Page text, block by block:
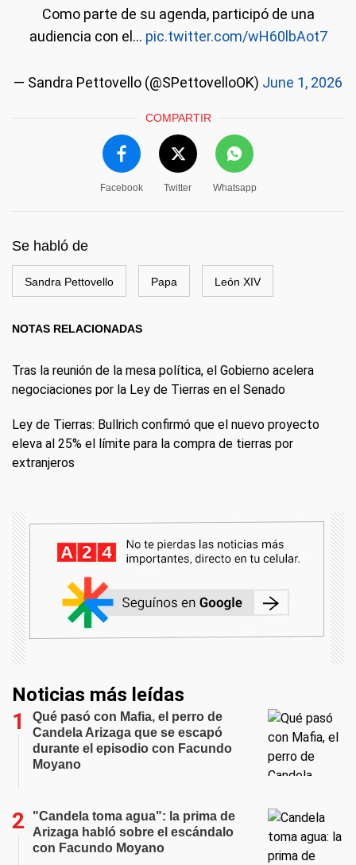
Como parte de su agenda, participó de una
audiencia con el… pic.twitter.com/wH60lbAot7
— Sandra Pettovello (@SPettovelloOK) June 1, 2026
COMPARTIR
Facebook Twitter Whatsapp
Se habló de
Sandra Pettovello Papa León XIV
NOTAS RELACIONADAS
Tras la reunión de la mesa política, el Gobierno acelera
negociaciones por la Ley de Tierras en el Senado
Ley de Tierras: Bullrich confirmó que el nuevo proyecto
eleva al 25% el límite para la compra de tierras por
extranjeros
Noticias más leídas
Qué pasó con Mafia, el perro de
Candela Arizaga que se escapó
durante el episodio con Facundo
Moyano
"Candela toma agua": la prima de
Arizaga habló sobre el escándalo
con Facundo Moyano